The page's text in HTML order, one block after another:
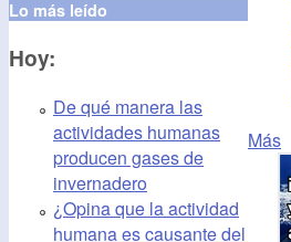
Lo más leído
Hoy:
De qué manera las
actividades humanas
producen gases de
invernadero
¿Opina que la actividad
humana es causante del
Más